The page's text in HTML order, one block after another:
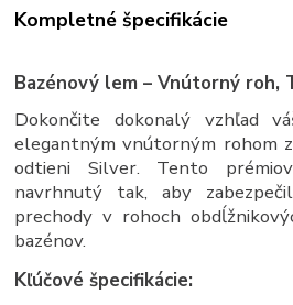
Kompletné špecifikácie
Bazénový lem – Vnútorný roh,
Dokončite dokonalý vzhľad
elegantným vnútorným rohom
odtieni Silver. Tento
navrhnutý tak, aby
prechody v rohoch
bazénov.
Kľúčové špecifikácie: